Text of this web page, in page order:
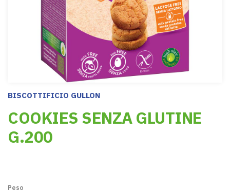
BISCOTTIFICIO GULLON
COOKIES SENZA GLUTINE
G.200
Peso